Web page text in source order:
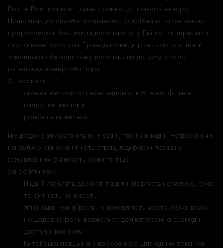
Рок-н-Рол працює щодня з ранку до пізнього вечора.
Наша швидка служба продумана до дрібниць та ретельно
прорахована. Завдяки їй доставка їжі у Дніпрі та передмісті
стала дуже простою. Приводи завжди різні. Часто клієнти
замовляють безкоштовну доставку їжі додому, у офіс,
готельний номер або парк.
А також на:
сімейні вечори за переглядом улюблених фільмів;
галасливі вечірки;
романтичні вечері.
Їжу додому замовляють як у будні, так і у вихідні. Незважаючи
на велику різноманітність страв, лідируючі позиції у
замовленнях займають роли та піца.
За рейтингом:
Піца. Її люблять дорослі та діти. Вартість невелика, смак
та ситність на висоті.
Японська кухня/роли. Їх замовляють часто, хоча зовсім
нещодавно роли вважалися делікатесом, а сьогодні
доступні кожному.
Китайська локшина у коробочках. Для одних така їжа